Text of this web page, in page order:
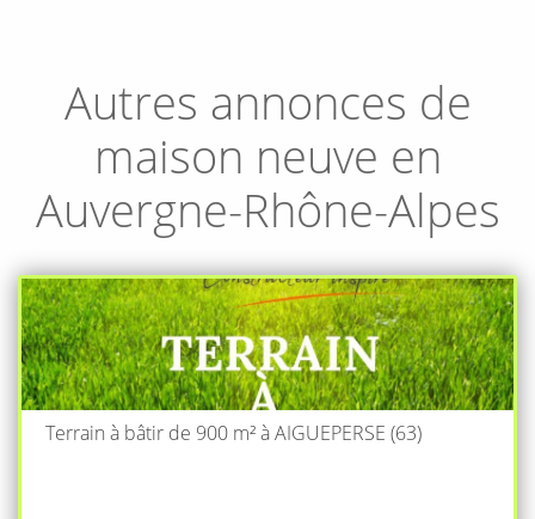
Autres annonces de
maison neuve en
Auvergne-Rhône-Alpes
Terrain à bâtir de 900 m² à AIGUEPERSE (63)